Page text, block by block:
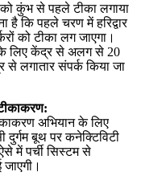
को कुंभ से पहले टीका लगाया
है कि पहले चरण में हरिद्वार
को टीका लग जाएगा।
के लिए केंद्र से अलग से 20
लगातार संपर्क किया जा
अभियान के लिए
दुर्गम बूथ पर कनेक्टिविटी
में पर्ची सिस्टम से